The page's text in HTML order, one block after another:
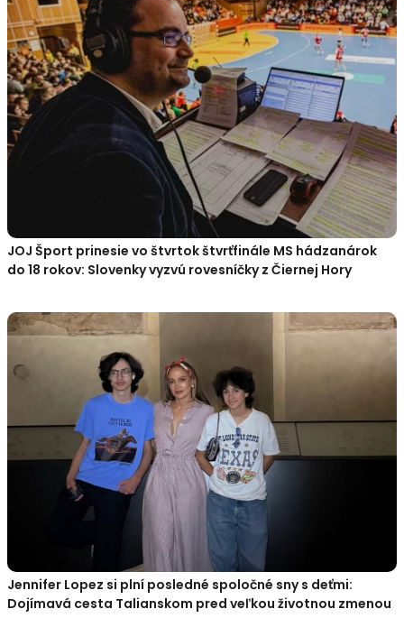
JOJ Šport prinesie vo štvrtok štvrťfinále MS hádzanárok
do 18 rokov: Slovenky vyzvú rovesníčky z Čiernej Hory
Jennifer Lopez si plní posledné spoločné sny s deťmi:
Dojímavá cesta Talianskom pred veľkou životnou zmenou